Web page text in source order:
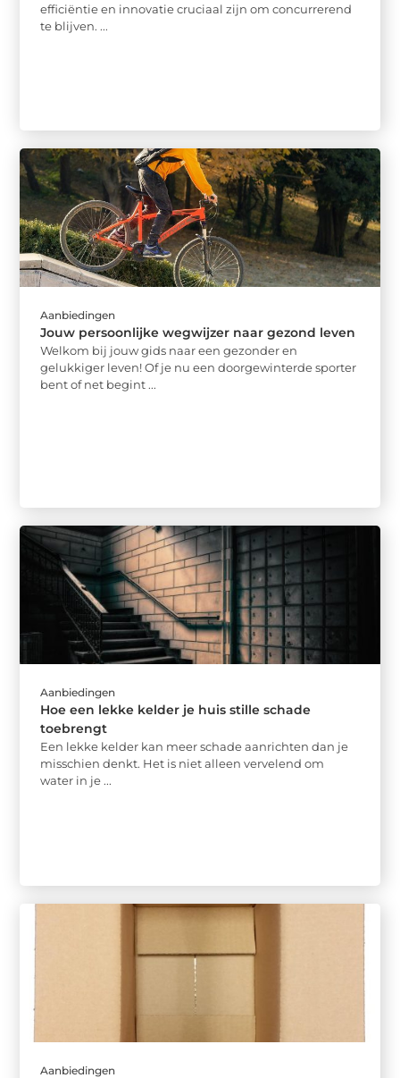
efficiëntie en innovatie cruciaal zijn om concurrerend
te blijven. ...
Aanbiedingen
Jouw persoonlijke wegwijzer naar gezond leven
Welkom bij jouw gids naar een gezonder en
gelukkiger leven! Of je nu een doorgewinterde sporter
bent of net begint ...
Aanbiedingen
Hoe een lekke kelder je huis stille schade
toebrengt
Een lekke kelder kan meer schade aanrichten dan je
misschien denkt. Het is niet alleen vervelend om
water in je ...
Aanbiedingen